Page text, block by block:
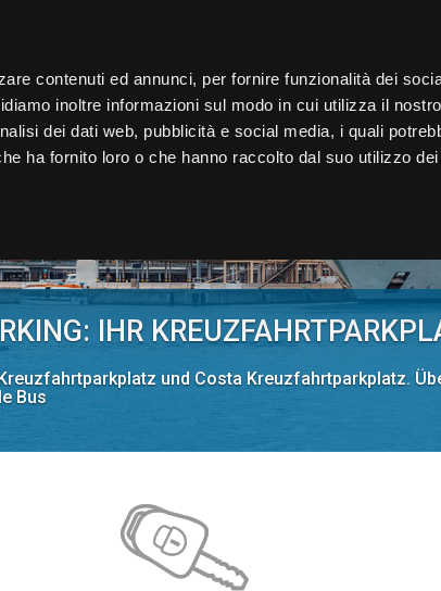
contenuti ed annunci, per fornire funzionalità dei
inoltre informazioni sul modo in cui utilizza il
dei dati web, pubblicità e social media, i quali
ha fornito loro o che hanno raccolto dal suo utilizzo
IHR
und Costa Kreuzfahrtparkplatz.
Bus